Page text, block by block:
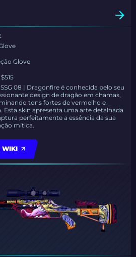
Glove
08 | Dragonfire é conhecida pelo seu
design de dragão em chamas,
tons fortes de vermelho e
Esta skin apresenta uma arte detalhada
perfeitamente a essência da sua
mítica.
WIKI